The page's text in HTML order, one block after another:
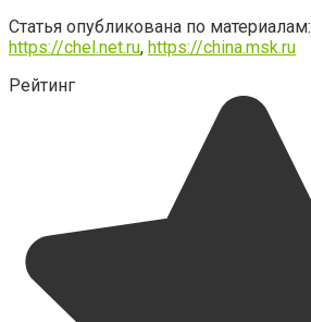
Статья опубликована по материалам:
https://chel.net.ru, https://china.msk.ru
Рейтинг